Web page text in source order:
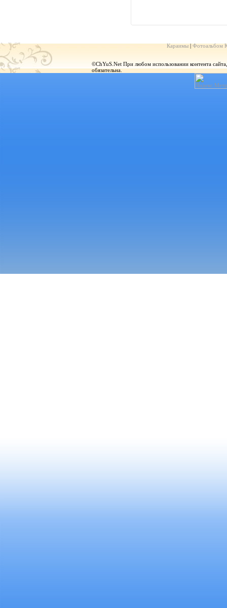
Караимы|Фотоальбом
©ChYuS.Net При любом использовании контента
обязательна.